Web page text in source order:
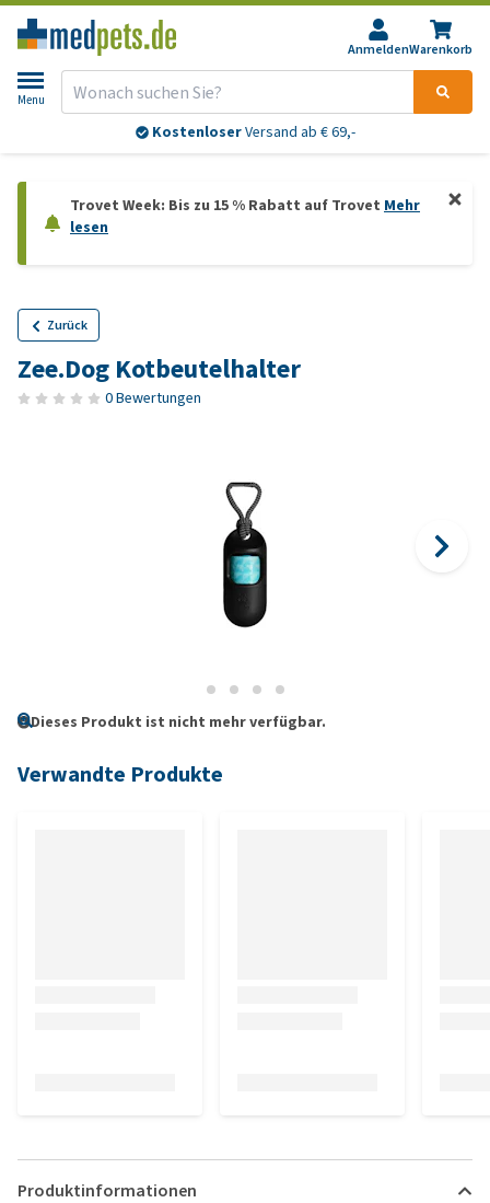
AnmeldenWarenkorb
Menu
KostenloserVersand ab € 69,-
Trovet Week: Bis zu 15 % Rabatt auf Trovet Mehr
lesen
Zurück
Zee.Dog Kotbeutelhalter
0 Bewertungen
Dieses Produkt ist nicht mehr verfügbar.
Verwandte Produkte
Produktinformationen